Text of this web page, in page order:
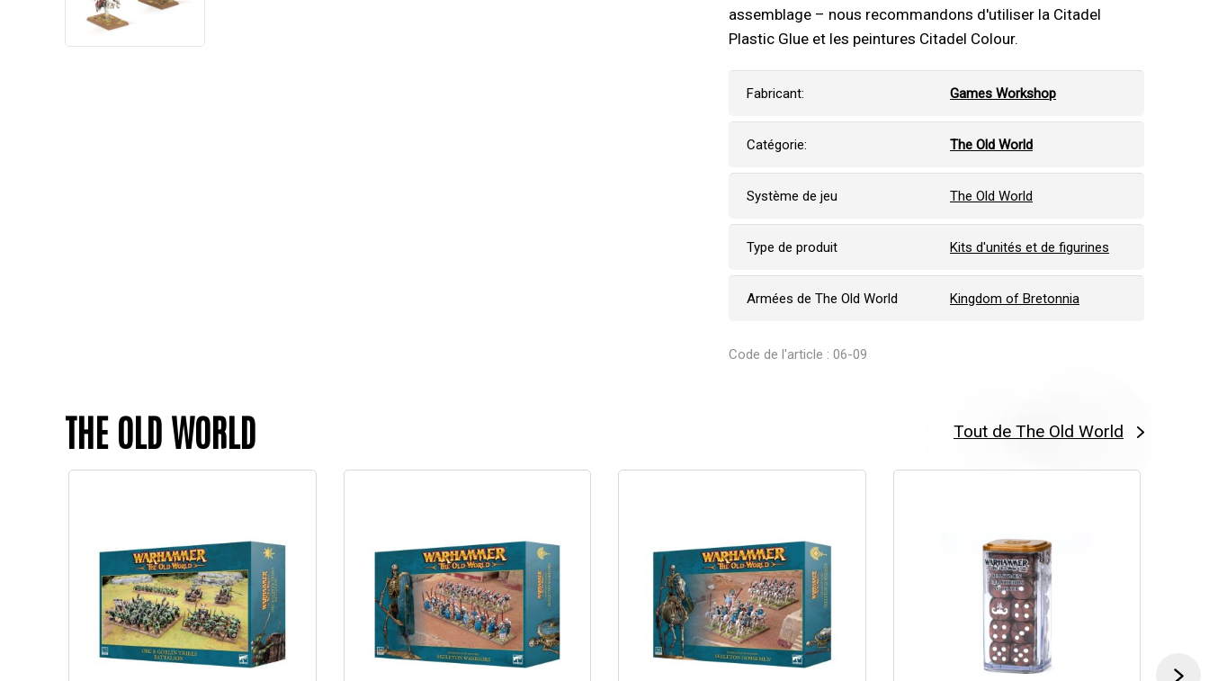
assemblage – nous recommandons d'utiliser la Citadel
Plastic Glue et les peintures Citadel Colour.
Fabricant: Games Workshop
Catégorie: The Old World
Système de jeu The Old World
Type de produit Kits d'unités et de figurines
Armées de The Old World Kingdom of Bretonnia
Code de l'article : 06-09
THE OLD WORLD Tout de The Old World